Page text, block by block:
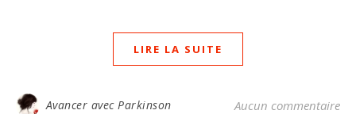
LIRE LA SUITE
Avancer avec Parkinson Aucun commentaire